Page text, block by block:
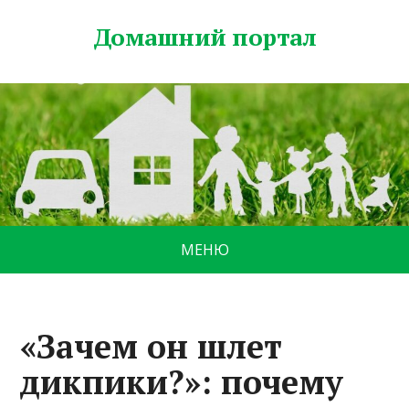
Домашний портал
МЕНЮ
«Зачем он шлет
дикпики?»: почему